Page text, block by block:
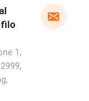
1,